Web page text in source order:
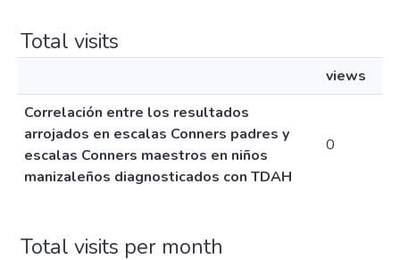
Total visits
views
Correlación entre los resultados
arrojados en escalas Conners padres y
escalas Conners maestros en niños
manizaleños diagnosticados con TDAH
0
Total visits per month